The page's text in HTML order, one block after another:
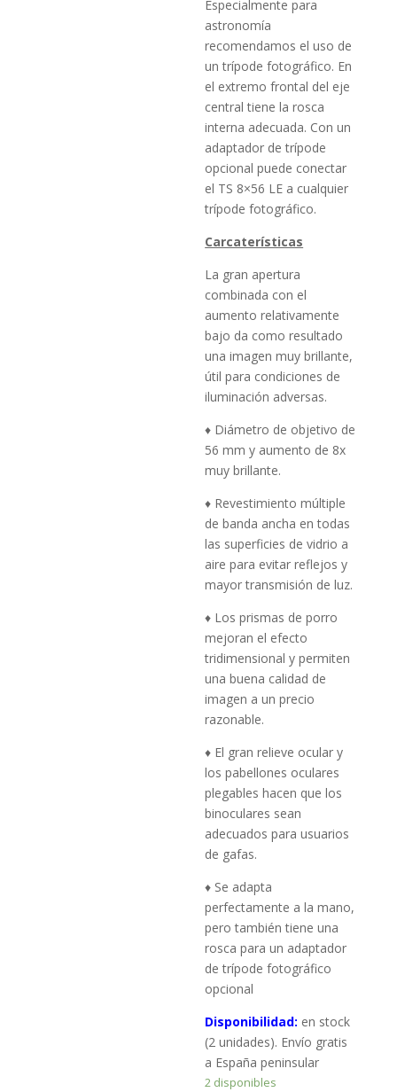
Especialmente para
astronomía
recomendamos el uso de
un trípode fotográfico. En
el extremo frontal del eje
central tiene la rosca
interna adecuada. Con un
adaptador de trípode
opcional puede conectar
el TS 8×56 LE a cualquier
trípode fotográfico.
Carcaterísticas
La gran apertura
combinada con el
aumento relativamente
bajo da como resultado
una imagen muy brillante,
útil para condiciones de
iluminación adversas.
♦ Diámetro de objetivo de
56 mm y aumento de 8x
muy brillante.
♦ Revestimiento múltiple
de banda ancha en todas
las superficies de vidrio a
aire para evitar reflejos y
mayor transmisión de luz.
♦ Los prismas de porro
mejoran el efecto
tridimensional y permiten
una buena calidad de
imagen a un precio
razonable.
♦ El gran relieve ocular y
los pabellones oculares
plegables hacen que los
binoculares sean
adecuados para usuarios
de gafas.
♦ Se adapta
perfectamente a la mano,
pero también tiene una
rosca para un adaptador
de trípode fotográfico
opcional
Disponibilidad: en stock
(2 unidades). Envío gratis
a España peninsular
2 disponibles